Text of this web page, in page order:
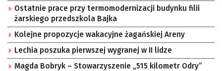
Ostatnie prace przy termomodernizacji budynku filii
żarskiego przedszkola Bajka
Kolejne propozycje wakacyjne żagańskiej Areny
Lechia poszuka pierwszej wygranej w II lidze
Magda Bobryk – Stowarzyszenie „515 kilometr Odry”